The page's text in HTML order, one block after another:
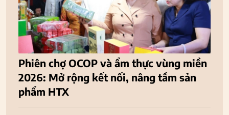
Phiên chợ OCOP và ẩm thực vùng miền
2026: Mở rộng kết nối, nâng tầm sản
phẩm HTX